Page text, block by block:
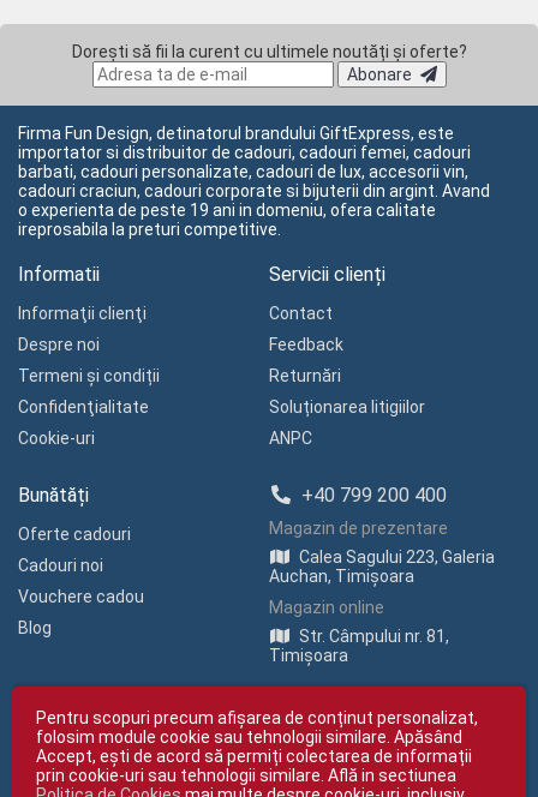
Dorești să fii la curent cu ultimele noutăți și oferte?
Abonare
Firma Fun Design, detinatorul brandului GiftExpress, este
importator si distribuitor de cadouri, cadouri femei, cadouri
barbati, cadouri personalizate, cadouri de lux, accesorii vin,
cadouri craciun, cadouri corporate si bijuterii din argint. Avand
o experienta de peste 19 ani in domeniu, ofera calitate
ireprosabila la preturi competitive.
Informatii
Informaţii clienţi
Despre noi
Termeni și condiții
Confidenţialitate
Cookie-uri
Servicii clienți
Contact
Feedback
Returnări
Soluționarea litigiilor
ANPC
Bunătăți
Oferte cadouri
Cadouri noi
Vouchere cadou
Blog
+40 799 200 400
Magazin de prezentare
Calea Sagului 223, Galeria
Auchan, Timișoara
Magazin online
Str. Câmpului nr. 81,
Timișoara
Pentru scopuri precum afișarea de conținut personalizat,
folosim module cookie sau tehnologii similare. Apăsând
Accept, ești de acord să permiți colectarea de informații
prin cookie-uri sau tehnologii similare. Află in sectiunea